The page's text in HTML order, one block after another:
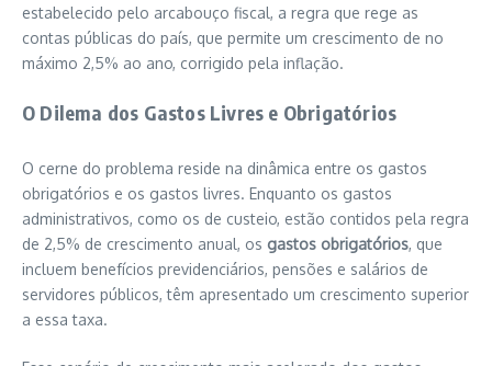
estabelecido pelo arcabouço fiscal, a regra que rege as
contas públicas do país, que permite um crescimento de no
máximo 2,5% ao ano, corrigido pela inflação.
O Dilema dos Gastos Livres e Obrigatórios
O cerne do problema reside na dinâmica entre os gastos
obrigatórios e os gastos livres. Enquanto os gastos
administrativos, como os de custeio, estão contidos pela regra
de 2,5% de crescimento anual, os gastos obrigatórios, que
incluem benefícios previdenciários, pensões e salários de
servidores públicos, têm apresentado um crescimento superior
a essa taxa.